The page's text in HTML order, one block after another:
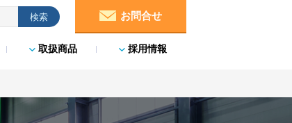
取扱商品 採用情報
お問合せ